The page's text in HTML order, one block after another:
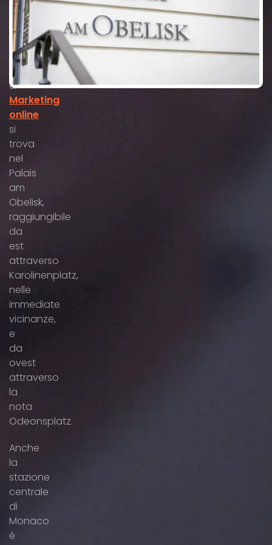
bavarese.
nostro
SEO
&
Marketing
online
si
trova
nel
Palais
am
Obelisk,
raggiungibile
da
est
attraverso
Karolinenplatz,
nelle
immediate
vicinanze,
e
da
ovest
attraverso
la
nota
Odeonsplatz.
Anche
la
stazione
centrale
di
Monaco
è